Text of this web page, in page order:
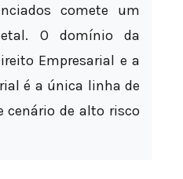
comete um
O domínio da
Empresarial e a
é a única linha de
cenário de alto risco